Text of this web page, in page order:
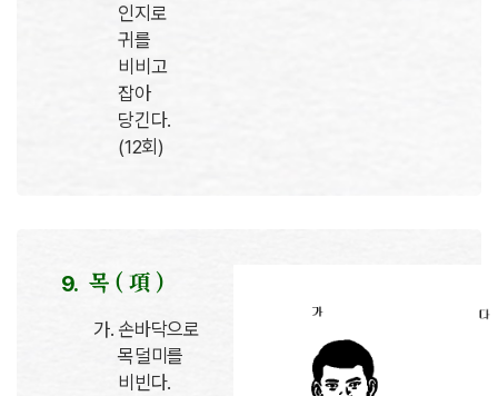
인지로
귀를
비비고
잡아
당긴다.
(12회)
목 ( 項 )
손바닥으로
목덜미를
비빈다.